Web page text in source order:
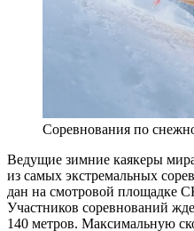
Cоревнования по
Ведущие зимние каякеры
из самых экстремальных
дан на смотровой площадке
Участников соревнований
140 метров. Максимальную